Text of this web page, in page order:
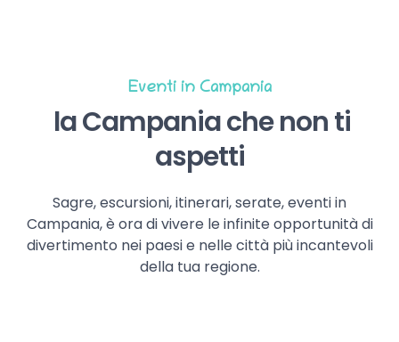
Eventi in Campania
la Campania che non ti
aspetti
Sagre, escursioni, itinerari, serate, eventi in
Campania, è ora di vivere le infinite opportunità di
divertimento nei paesi e nelle città più incantevoli
della tua regione.